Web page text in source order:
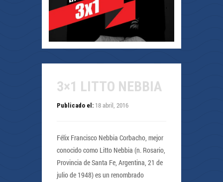
3×1 LITTO NEBBIA
Publicado el: 18 abril, 2016
Félix Francisco Nebbia Corbacho, mejor
conocido como Litto Nebbia (n. Rosario,
Provincia de Santa Fe, Argentina, 21 de
julio de 1948) es un renombrado